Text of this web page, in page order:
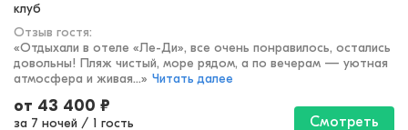
клуб
Отзыв гостя:
«Отдыхали в отеле «Ле-Ди», все очень понравилось, остались
довольны! Пляж чистый, море рядом, а по вечерам — уютная
атмосфера и живая...» Читать далее
от 43 400 ₽
за 7 ночей / 1 гость
Смотреть